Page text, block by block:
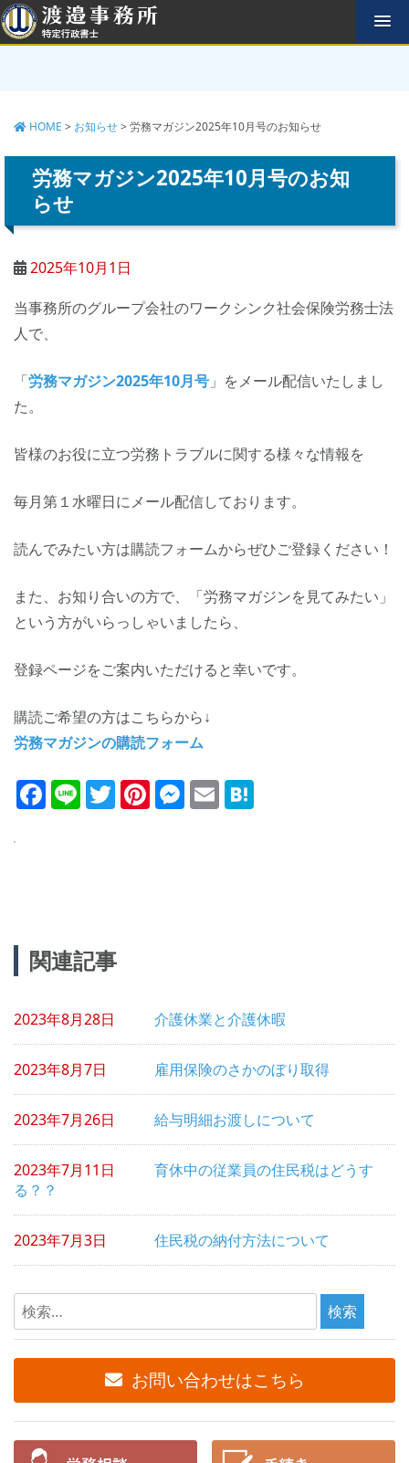
コ
ン
テ
HOME > お知らせ> 労務マガジン2025年10月号のお知らせ
労務マガジン2025年10月号のお知
らせ
2025年10月1日
当事務所のグループ会社のワークシンク社会保険労務士法
人で、
「労務マガジン2025年10月号 」をメール配信いたしまし
た。
皆様のお役に立つ労務トラブルに関する様々な情報を
毎月第１水曜日にメール配信しております。
読んでみたい方は購読フォームからぜひご登録ください！
また、お知り合いの方で、「労務マガジンを見てみたい」
という方がいらっしゃいましたら、
登録ページをご案内いただけると幸いです。
購読ご希望の方はこちらから↓
労務マガジンの購読フォーム
Facebook
LineTwitter
Pinterest
Messenger
Email
投
稿
ビ
ゲ
ー
シ
ョ
ン
関連記事
2023年8月28日 介護休業と介護休暇
2023年8月7日 雇用保険のさかのぼり取得
2023年7月26日 給与明細お渡しについて
2023年7月11日
育休中の従業員の住民税はどうす
る？？
2023年7月3日 住民税の納付方法について
検
索:
お問い合わせはこちら